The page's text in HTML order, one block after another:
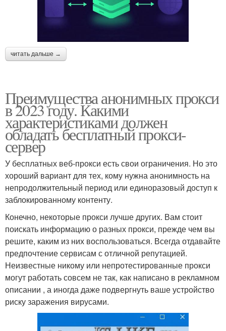
читать дальше →
Преимущества анонимных прокси
в 2023 году. Какими
характеристиками должен
обладать бесплатный прокси-
сервер
У бесплатных веб-прокси есть свои ограничения. Но это
хороший вариант для тех, кому нужна анонимность на
непродолжительный период или единоразовый доступ к
заблокированному контенту.
Конечно, некоторые прокси лучше других. Вам стоит
поискать информацию о разных прокси, прежде чем вы
решите, каким из них воспользоваться. Всегда отдавайте
предпочтение сервисам с отличной репутацией.
Неизвестные никому или непротестированные прокси
могут работать совсем не так, как написано в рекламном
описании , а иногда даже подвергнуть ваше устройство
риску заражения вирусами.